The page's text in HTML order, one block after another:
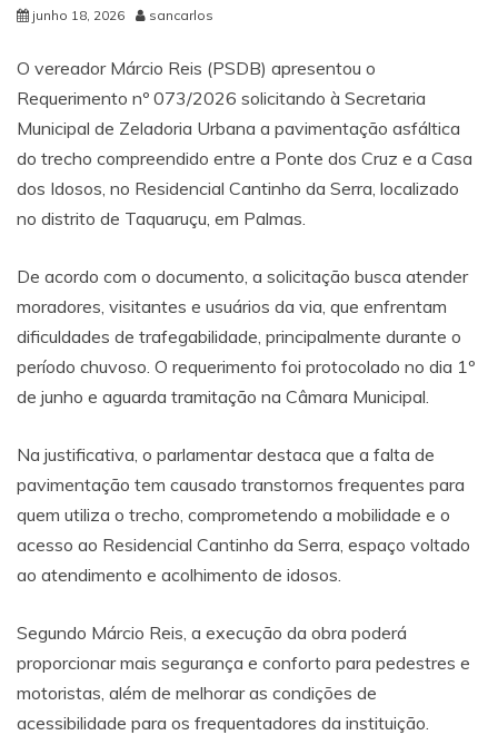
junho 18, 2026 sancarlos
O vereador Márcio Reis (PSDB) apresentou o
Requerimento nº 073/2026 solicitando à Secretaria
Municipal de Zeladoria Urbana a pavimentação asfáltica
do trecho compreendido entre a Ponte dos Cruz e a Casa
dos Idosos, no Residencial Cantinho da Serra, localizado
no distrito de Taquaruçu, em Palmas.
De acordo com o documento, a solicitação busca atender
moradores, visitantes e usuários da via, que enfrentam
dificuldades de trafegabilidade, principalmente durante o
período chuvoso. O requerimento foi protocolado no dia 1º
de junho e aguarda tramitação na Câmara Municipal.
Na justificativa, o parlamentar destaca que a falta de
pavimentação tem causado transtornos frequentes para
quem utiliza o trecho, comprometendo a mobilidade e o
acesso ao Residencial Cantinho da Serra, espaço voltado
ao atendimento e acolhimento de idosos.
Segundo Márcio Reis, a execução da obra poderá
proporcionar mais segurança e conforto para pedestres e
motoristas, além de melhorar as condições de
acessibilidade para os frequentadores da instituição.